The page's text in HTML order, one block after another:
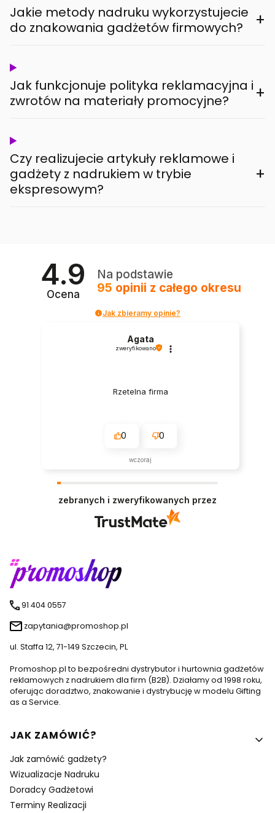
Jakie metody nadruku wykorzystujecie
do znakowania gadżetów firmowych?
+
Jak funkcjonuje polityka reklamacyjna i
zwrotów na materiały promocyjne?
+
Czy realizujecie artykuły reklamowe i
gadżety z nadrukiem w trybie
ekspresowym?
+
4.9
Ocena
Na podstawie
95 opinii z całego okresu
Jak zbieramy opinie?
Agata
zweryfikowano
Rzetelna firma
0 0
wczoraj
zebranych i zweryfikowanych przez
91 404 0557
zapytania@promoshop.pl
ul. Staffa 12, 71-149 Szczecin, PL
Promoshop.pl to bezpośredni dystrybutor i hurtownia gadżetów
reklamowych z nadrukiem dla firm (B2B). Działamy od 1998 roku,
oferując doradztwo, znakowanie i dystrybucję w modelu Gifting
as a Service.
Linki w stopce
JAK ZAMÓWIĆ?
Jak zamówić gadżety?
Wizualizacje Nadruku
Doradcy Gadżetowi
Terminy Realizacji